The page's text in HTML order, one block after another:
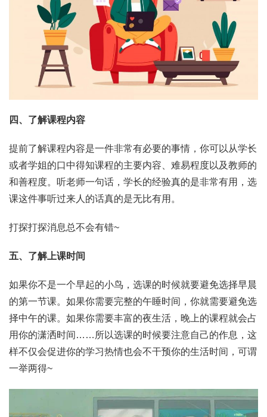
四、了解课程内容
提前了解课程内容是一件非常有必要的事情，你可以从学长
或者学姐的口中得知课程的主要内容、难易程度以及教师的
和善程度。听老师一句话，学长的经验真的是非常有用，选
课这件事听过来人的话真的是无比有用。
打探打探消息总不会有错~
五、了解上课时间
如果你不是一个早起的小鸟，选课的时候就要避免选择早晨
的第一节课。如果你需要完整的午睡时间，你就需要避免选
择中午的课。如果你需要丰富的夜生活，晚上的课程就会占
用你的潇洒时间……所以选课的时候要注意自己的作息，这
样不仅会促进你的学习热情也会不干预你的生活时间，可谓
一举两得~